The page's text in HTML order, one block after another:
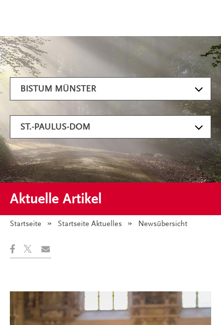
Aktuelle Artikel
Artikel filtern
BISTUM MÜNSTER
ST.-PAULUS-DOM
Startseite Startseite Aktuelles Angezeigt:
Newsübersicht